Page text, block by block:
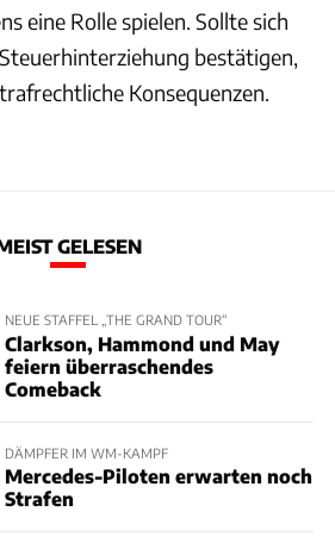
eine Rolle spielen. Sollte sich
bestätigen,
Konsequenzen.
GELESEN
NEUE STAFFEL „THE GRAND TOUR“
Clarkson, Hammond und May
feiern überraschendes
Comeback
DÄMPFER IM WM-KAMPF
Mercedes-Piloten erwarten noch
Strafen